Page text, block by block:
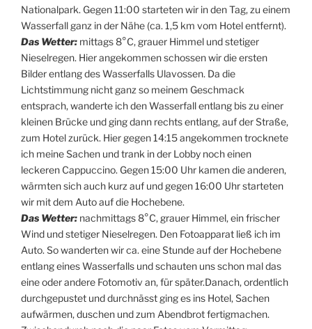
Nationalpark. Gegen 11:00 starteten wir in den Tag, zu einem
Wasserfall ganz in der Nähe (ca. 1,5 km vom Hotel entfernt).
Das Wetter: mittags 8°C, grauer Himmel und stetiger
Nieselregen. Hier angekommen schossen wir die ersten
Bilder entlang des Wasserfalls Ulavossen. Da die
Lichtstimmung nicht ganz so meinem Geschmack
entsprach, wanderte ich den Wasserfall entlang bis zu einer
kleinen Brücke und ging dann rechts entlang, auf der Straße,
zum Hotel zurück. Hier gegen 14:15 angekommen trocknete
ich meine Sachen und trank in der Lobby noch einen
leckeren Cappuccino. Gegen 15:00 Uhr kamen die anderen,
wärmten sich auch kurz auf und gegen 16:00 Uhr starteten
wir mit dem Auto auf die Hochebene.
Das Wetter: nachmittags 8°C, grauer Himmel, ein frischer
Wind und stetiger Nieselregen. Den Fotoapparat ließ ich im
Auto. So wanderten wir ca. eine Stunde auf der Hochebene
entlang eines Wasserfalls und schauten uns schon mal das
eine oder andere Fotomotiv an, für später.Danach, ordentlich
durchgepustet und durchnässt ging es ins Hotel, Sachen
aufwärmen, duschen und zum Abendbrot fertigmachen.